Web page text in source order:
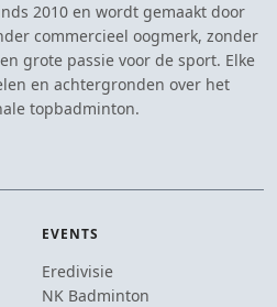
2010 en wordt gemaakt door
commercieel oogmerk, zonder
grote passie voor de sport. Elke
en achtergronden over het
topbadminton.
EVENTS
Eredivisie
NK Badminton